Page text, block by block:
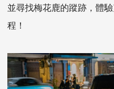
並尋找梅花鹿的蹤跡，體
程！